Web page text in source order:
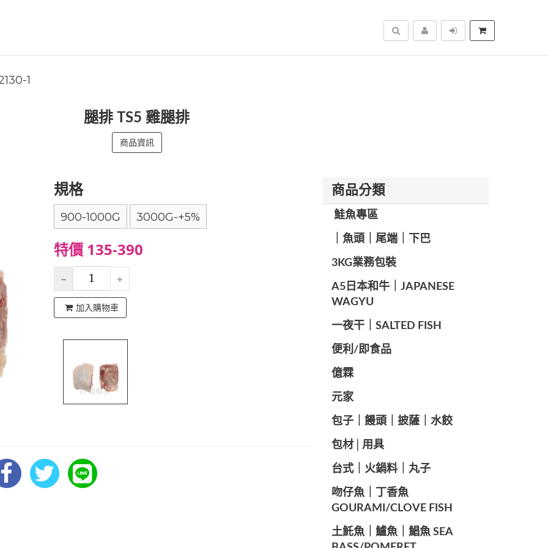
搜尋
1
腿排 TS5 雞腿排
商品資訊
規格
900-1000G 3000G-+5%
特價 135-390
加入購物車
商品分類
️ 鮭魚專區
️｜魚頭｜尾端｜下巴
️3KG業務包裝
A5日本和牛｜JAPANESE
WAGYU
️一夜干｜SALTED FISH
便利/即食品
億霖
元家
️包子｜饅頭｜披薩｜水餃
包材│用具
️台式｜火鍋料｜丸子
️吻仔魚｜丁香魚
GOURAMI/CLOVE FISH
️土魠魚｜鱸魚｜鯧魚 SEA ​​